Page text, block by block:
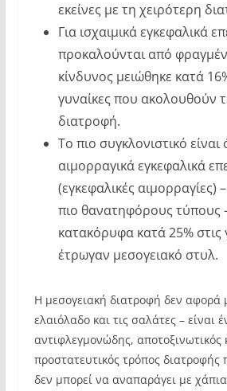
εκείνες με τη χειρότερη
Για ισχαιμικά εγκεφαλικά
προκαλούνται από
κίνδυνος μειώθηκε κατά
γυναίκες που ακολουθούν
διατροφή.
Το πιο συγκλονιστικό είναι
αιμορραγικά εγκεφαλικά
(εγκεφαλικές αιμορραγίες)
πιο θανατηφόρους τύπους
κατακόρυφα κατά 25% στις
έτρωγαν μεσογειακό στυλ.
Η μεσογειακή διατροφή δεν αφορά
ελαιόλαδο και τις σαλάτες – είναι
αντιφλεγμονώδης, αποτοξινωτικός
προστατευτικός τρόπος
δεν μπορεί να αναπαράγει με